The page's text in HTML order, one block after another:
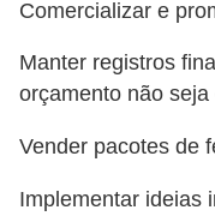
Comercializar e
Manter registros
orçamento não seja
Vender pacotes de
Implementar ideias
o